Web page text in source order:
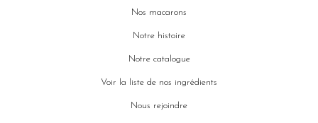
Nos macarons
Notre histoire
Notre catalogue
Voir la liste de nos ingrédients
Nous rejoindre